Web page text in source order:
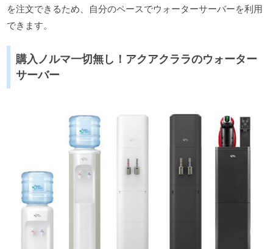
を注文できるため、自分のペースでウォーターサーバーを利用
できます。
購入ノルマ一切無し！アクアクララのウォーター
サーバー